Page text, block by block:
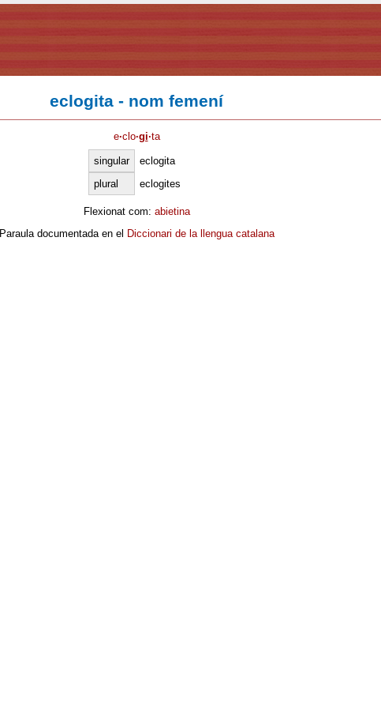
eclogita - nom femení
e·clo·gi·ta
singular
eclogita
plural
eclogites
Flexionat com: abietina
Paraula documentada en el Diccionari de la llengua catalana